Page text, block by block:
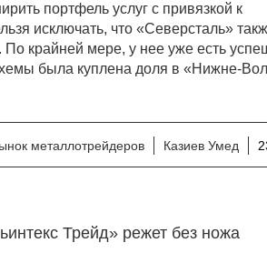
портфель услуг с привязкой к
исключать, что «Северсталь»
По крайней мере, у нее уже есть
была куплена доля в «Нижне-
металлотрейдеров Казиев Умед
Трейд» режет без ножа